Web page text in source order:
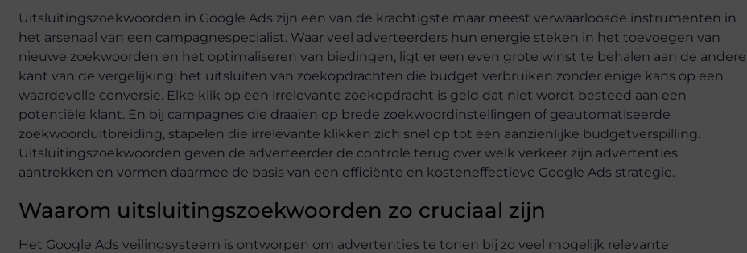
Uitsluitingszoekwoorden in Google Ads zijn een van de krachtigste maar meest verwaarloosde instrumenten in
het arsenaal van een campagnespecialist. Waar veel adverteerders hun energie steken in het toevoegen van
nieuwe zoekwoorden en het optimaliseren van biedingen, ligt er een even grote winst te behalen aan de andere
kant van de vergelijking: het uitsluiten van zoekopdrachten die budget verbruiken zonder enige kans op een
waardevolle conversie. Elke klik op een irrelevante zoekopdracht is geld dat niet wordt besteed aan een
potentiële klant. En bij campagnes die draaien op brede zoekwoordinstellingen of geautomatiseerde
zoekwoorduitbreiding, stapelen die irrelevante klikken zich snel op tot een aanzienlijke budgetverspilling.
Uitsluitingszoekwoorden geven de adverteerder de controle terug over welk verkeer zijn advertenties
aantrekken en vormen daarmee de basis van een efficiënte en kosteneffectieve Google Ads strategie.
Waarom uitsluitingszoekwoorden zo cruciaal zijn
Het Google Ads veilingsysteem is ontworpen om advertenties te tonen bij zo veel mogelijk relevante